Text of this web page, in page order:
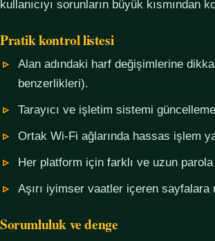
kullanıcıyı sorunların büyük kısmından
Pratik kontrol listesi
Alan adındaki harf değişimlerine
benzerlikleri).
Tarayıcı ve işletim sistemi
Ortak Wi-Fi ağlarında hassas işlem
Her platform için farklı ve uzun parola
Aşırı iyimser vaatler içeren sayfalara
Sorumluluk ve denge